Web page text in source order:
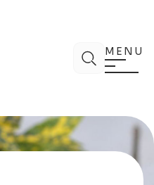
ZoekMENU